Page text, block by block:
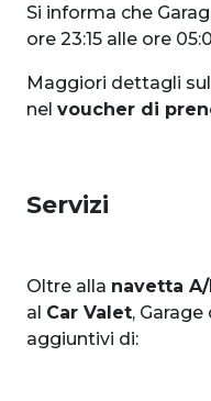
Si informa che
ore 23:15 alle ore
Maggiori dettagli
nel voucher di
Servizi
Oltre alla navetta
al Car Valet,
aggiuntivi di: